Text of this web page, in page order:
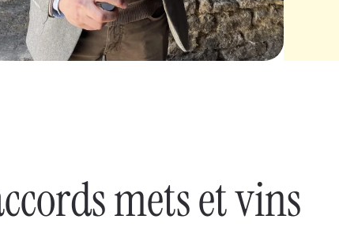
metset vins